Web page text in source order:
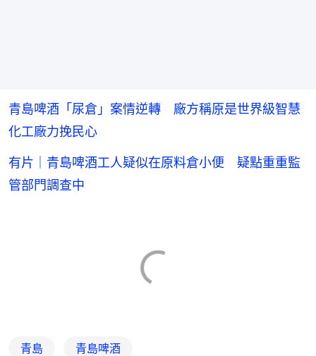
青島啤酒「尿倉」案情逆轉 廠方稱原是世界級智慧
化工廠力挽民心
有片｜青島啤酒工人疑似在原料倉小便 疑點重重監
管部門調查中
青島 青島啤酒